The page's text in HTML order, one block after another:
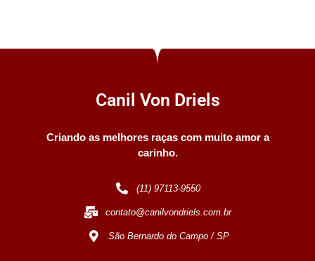
Canil Von Driels
Criando as melhores raças com muito amor a
carinho.
(11) 97113-9550
contato@canilvondriels.com.br
São Bernardo do Campo / SP